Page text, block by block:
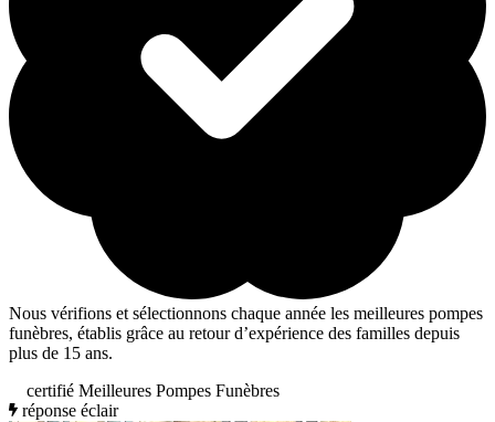
Nous vérifions et sélectionnons chaque année les meilleures pompes
funèbres, établis grâce au retour d’expérience des familles depuis
plus de 15 ans.
certifié Meilleures Pompes Funèbres
réponse éclair